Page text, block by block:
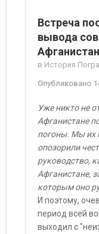
Встреча
вывода
в История
Опубликовано
Уже никто не
Афганистане
погоны. Мы их
опозорили
руководство,
Афганистане,
которым оно
И поэтому,
период всей
выходил с